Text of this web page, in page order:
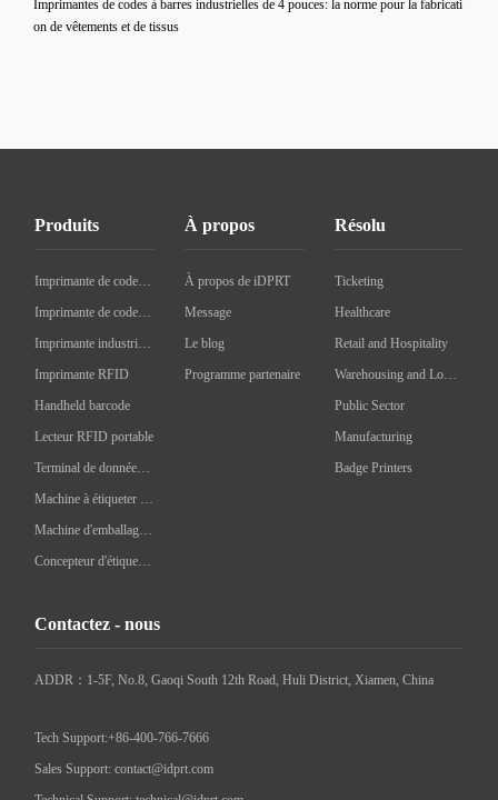
Imprimantes de codes à barres industrielles de 4 pouces: la norme pour la fabricati
on de vêtements et de tissus
Produits
Imprimante de codes à barres de bureau
Imprimante de codes à barres mobile
Imprimante industrielle de codes à barres
Imprimante RFID
Handheld barcode
Lecteur RFID portable
Terminal de données portatif
Machine à étiqueter automatique
Machine d'emballage intelligente
Concepteur d'étiquettes
À propos
À propos de iDPRT
Message
Le blog
Programme partenaire
Résolu
Ticketing
Healthcare
Retail and Hospitality
Warehousing and Logistics
Public Sector
Manufacturing
Badge Printers
Contactez - nous
ADDR：1-5F, No.8, Gaoqi South 12th Road, Huli District, Xiamen, China
Tech Support:+86-400-766-7666
Sales Support: contact@idprt.com